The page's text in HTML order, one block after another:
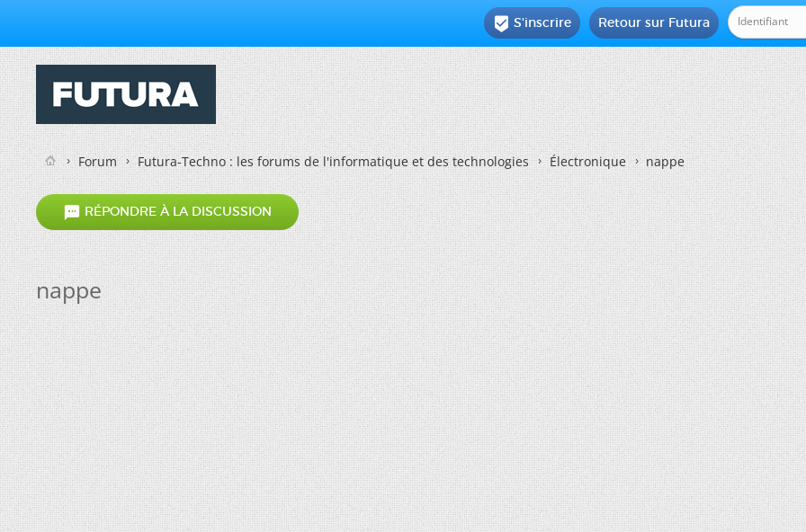
Retour sur Futura
 S'inscrire
Forum Futura-Techno : les forums de l'informatique et des technologies Électronique nappe
 RÉPONDRE À LA DISCUSSION
nappe